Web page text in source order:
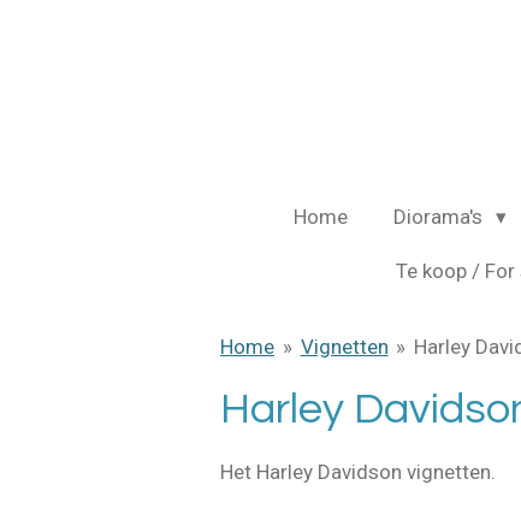
Home Diorama's
Te koop / For
Home » Vignetten » Harley
Harley
Het Harley Davidson vignetten.